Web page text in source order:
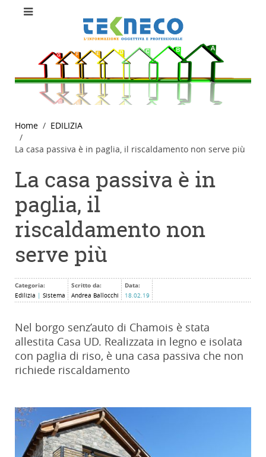
Home EDILIZIA
La casa passiva è in paglia, il riscaldamento non serve più
La casa passiva è in
paglia, il
riscaldamento non
serve più
Categoria:
Edilizia Sistema
Scritto da:
Andrea Ballocchi
Data:
18.02.19
Nel borgo senz’auto di Chamois è stata
allestita Casa UD. Realizzata in legno e isolata
con paglia di riso, è una casa passiva che non
richiede riscaldamento